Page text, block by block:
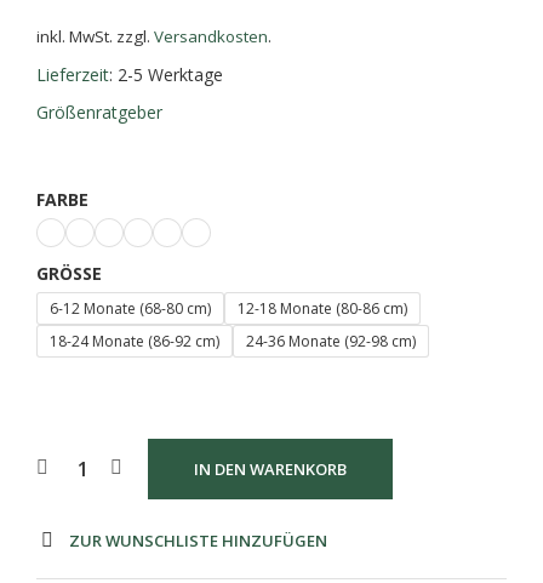
inkl. MwSt. zzgl. Versandkosten.
Lieferzeit: 2-5 Werktage
Größenratgeber
FARBE
GRÖSSE
6-12 Monate (68-80 cm)
12-18 Monate (80-86 cm)
18-24 Monate (86-92 cm)
24-36 Monate (92-98 cm)
IN DEN WARENKORB
ZUR WUNSCHLISTE HINZUFÜGEN